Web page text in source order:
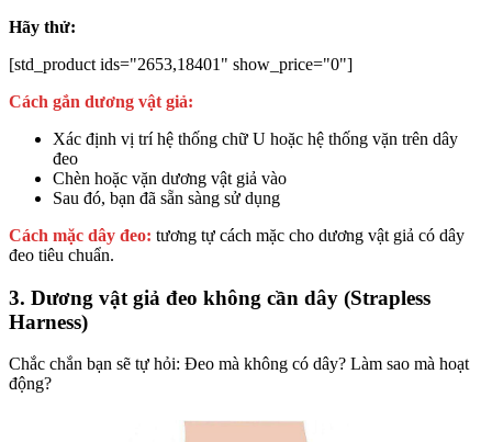
Hãy thử:
[std_product ids="2653,18401" show_price="0"]
Cách gắn dương vật giả:
Xác định vị trí hệ thống chữ U hoặc hệ thống vặn trên dây
đeo
Chèn hoặc vặn dương vật giả vào
Sau đó, bạn đã sẵn sàng sử dụng
Cách mặc dây đeo: tương tự cách mặc cho dương vật giả có dây
đeo tiêu chuẩn.
3. Dương vật giả đeo không cần dây (Strapless
Harness)
Chắc chắn bạn sẽ tự hỏi: Đeo mà không có dây? Làm sao mà hoạt
động?